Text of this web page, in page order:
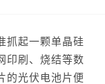
抓起一颗单晶硅
印刷、烧结等数
的光伏电池片便